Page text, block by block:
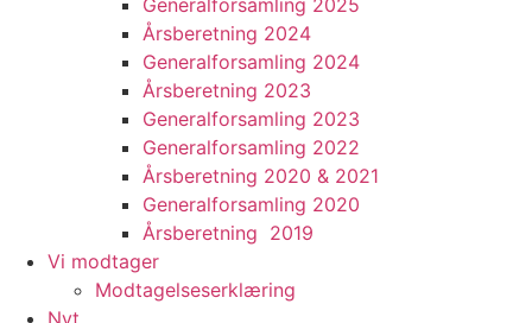
Generalforsamling 2025
Årsberetning 2024
Generalforsamling 2024
Årsberetning 2023
Generalforsamling 2023
Generalforsamling 2022
Årsberetning 2020 & 2021
Generalforsamling 2020
Årsberetning 2019
Vi modtager
Modtagelseserklæring
Nyt